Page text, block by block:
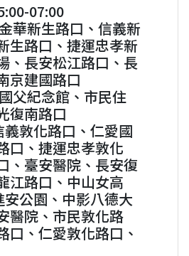
07:00
華新生路口、信義新
生路口、捷運忠孝新
、長安松江路口、長
京建國路口
父紀念館、市民住
復南路口
敦化路口、仁愛國
口、捷運忠孝敦化
、臺安醫院、長安復
江路口、中山女高
公園、中影八德大
醫院、市民敦化路
口、仁愛敦化路口、